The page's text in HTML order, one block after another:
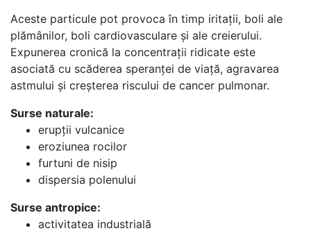
Aceste particule pot provoca în timp iritații, boli ale
plămânilor, boli cardiovasculare și ale creierului.
Expunerea cronică la concentrații ridicate este
asociată cu scăderea speranței de viață, agravarea
astmului și creșterea riscului de cancer pulmonar.
Surse naturale:
erupții vulcanice
eroziunea rocilor
furtuni de nisip
dispersia polenului
Surse antropice:
activitatea industrială